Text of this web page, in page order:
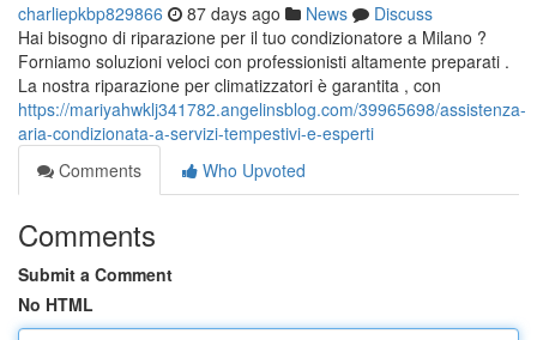
charliepkbp829866 87 days ago News
Discuss
Hai bisogno di riparazione per il tuo condizionatore a Milano ?
Forniamo soluzioni veloci con professionisti altamente preparati .
La nostra riparazione per climatizzatori è garantita , con
https://mariyahwklj341782.angelinsblog.com/39965698/assistenza-
aria-condizionata-a-servizi-tempestivi-e-esperti
Comments
Who Upvoted
Comments
Submit a Comment
No HTML